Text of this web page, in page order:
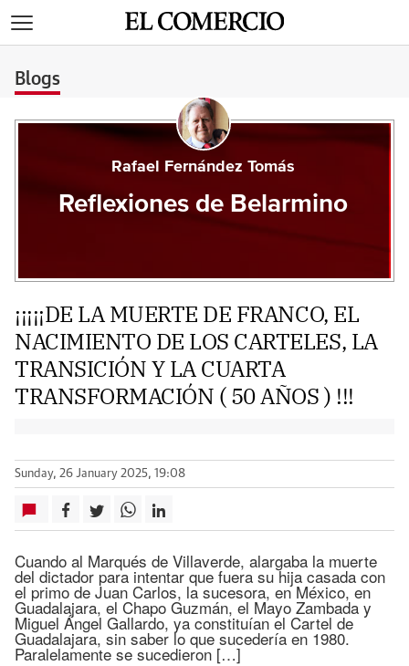
Blogs
Rafael Fernández Tomás
Reflexiones de Belarmino
¡¡¡¡¡DE LA MUERTE DE FRANCO, EL
NACIMIENTO DE LOS CARTELES, LA
TRANSICIÓN Y LA CUARTA
TRANSFORMACIÓN ( 50 AÑOS ) !!!
Sunday, 26 January 2025, 19:08
Cuando al Marqués de Villaverde, alargaba la muerte
del dictador para intentar que fuera su hija casada con
el primo de Juan Carlos, la sucesora, en México, en
Guadalajara, el Chapo Guzmán, el Mayo Zambada y
Miguel Ángel Gallardo, ya constituían el Cartel de
Guadalajara, sin saber lo que sucedería en 1980.
Paralelamente se sucedieron […]